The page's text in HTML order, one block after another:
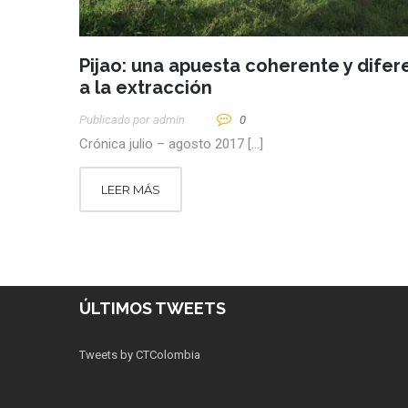
Pijao: una apuesta coherente y
a la extracción
Publicado por Admin 0
Crónica julio – agosto 2017 […]
LEER MÁS
ÚLTIMOS TWEETS
Tweets by CTColombia